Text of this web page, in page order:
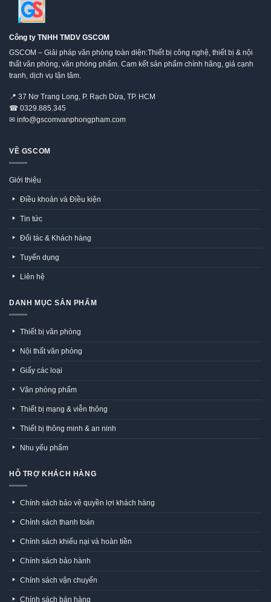
Công ty TNHH TMDV GSCOM
GSCOM – Giải pháp văn phòng toàn diện:Thiết bị công nghệ, thiết bị & nội
thất văn phòng, văn phòng phẩm. Cam kết sản phẩm chính hãng, giá cạnh
tranh, dịch vụ tận tâm.
📍 37 Nơ Trang Long, P. Rạch Dừa, TP. HCM
☎ 0329.885.345
✉ info@gscomvanphongpham.com
VỀ GSCOM
Giới thiệu
Điều khoản và Điều kiện
Tin tức
Đối tác & Khách hàng
Tuyển dụng
Liên hệ
DANH MỤC SẢN PHẨM
Thiết bị văn phòng
Nội thất văn phòng
Giấy các loại
Văn phòng phẩm
Thiết bị mạng & viễn thông
Thiết bị thông minh & an ninh
Nhu yếu phẩm
HỖ TRỢ KHÁCH HÀNG
Chính sách bảo vệ quyền lợi khách hàng
Chính sách thanh toán
Chính sách khiếu nại và hoàn tiền
Chính sách bảo hành
Chính sách vận chuyển
Chính sách bán hàng